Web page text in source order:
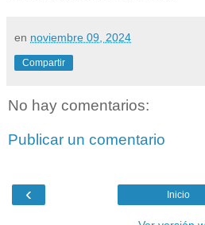
en noviembre 09, 2024
Compartir
No hay comentarios:
Publicar un comentario
‹ Inicio